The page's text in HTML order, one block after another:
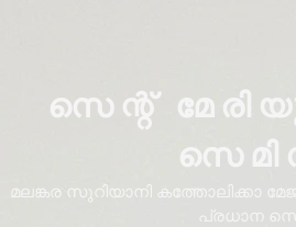
സെന്റ്
മലങ്കര സുറിയാനി കത്തോലിക്കാ
പ്രധാന